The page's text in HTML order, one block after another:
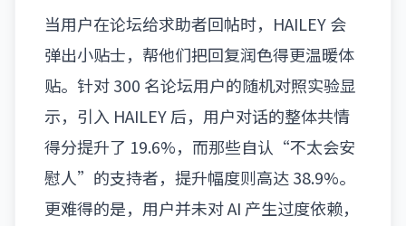
当用户在论坛给求助者回帖时，HAILEY 会
弹出小贴士，帮他们把回复润色得更温暖体
贴。针对 300 名论坛用户的随机对照实验显
示，引入 HAILEY 后，用户对话的整体共情
得分提升了 19.6%，而那些自认“不太会安
慰人”的支持者，提升幅度则高达 38.9%。
更难得的是，用户并未对 AI 产生过度依赖，